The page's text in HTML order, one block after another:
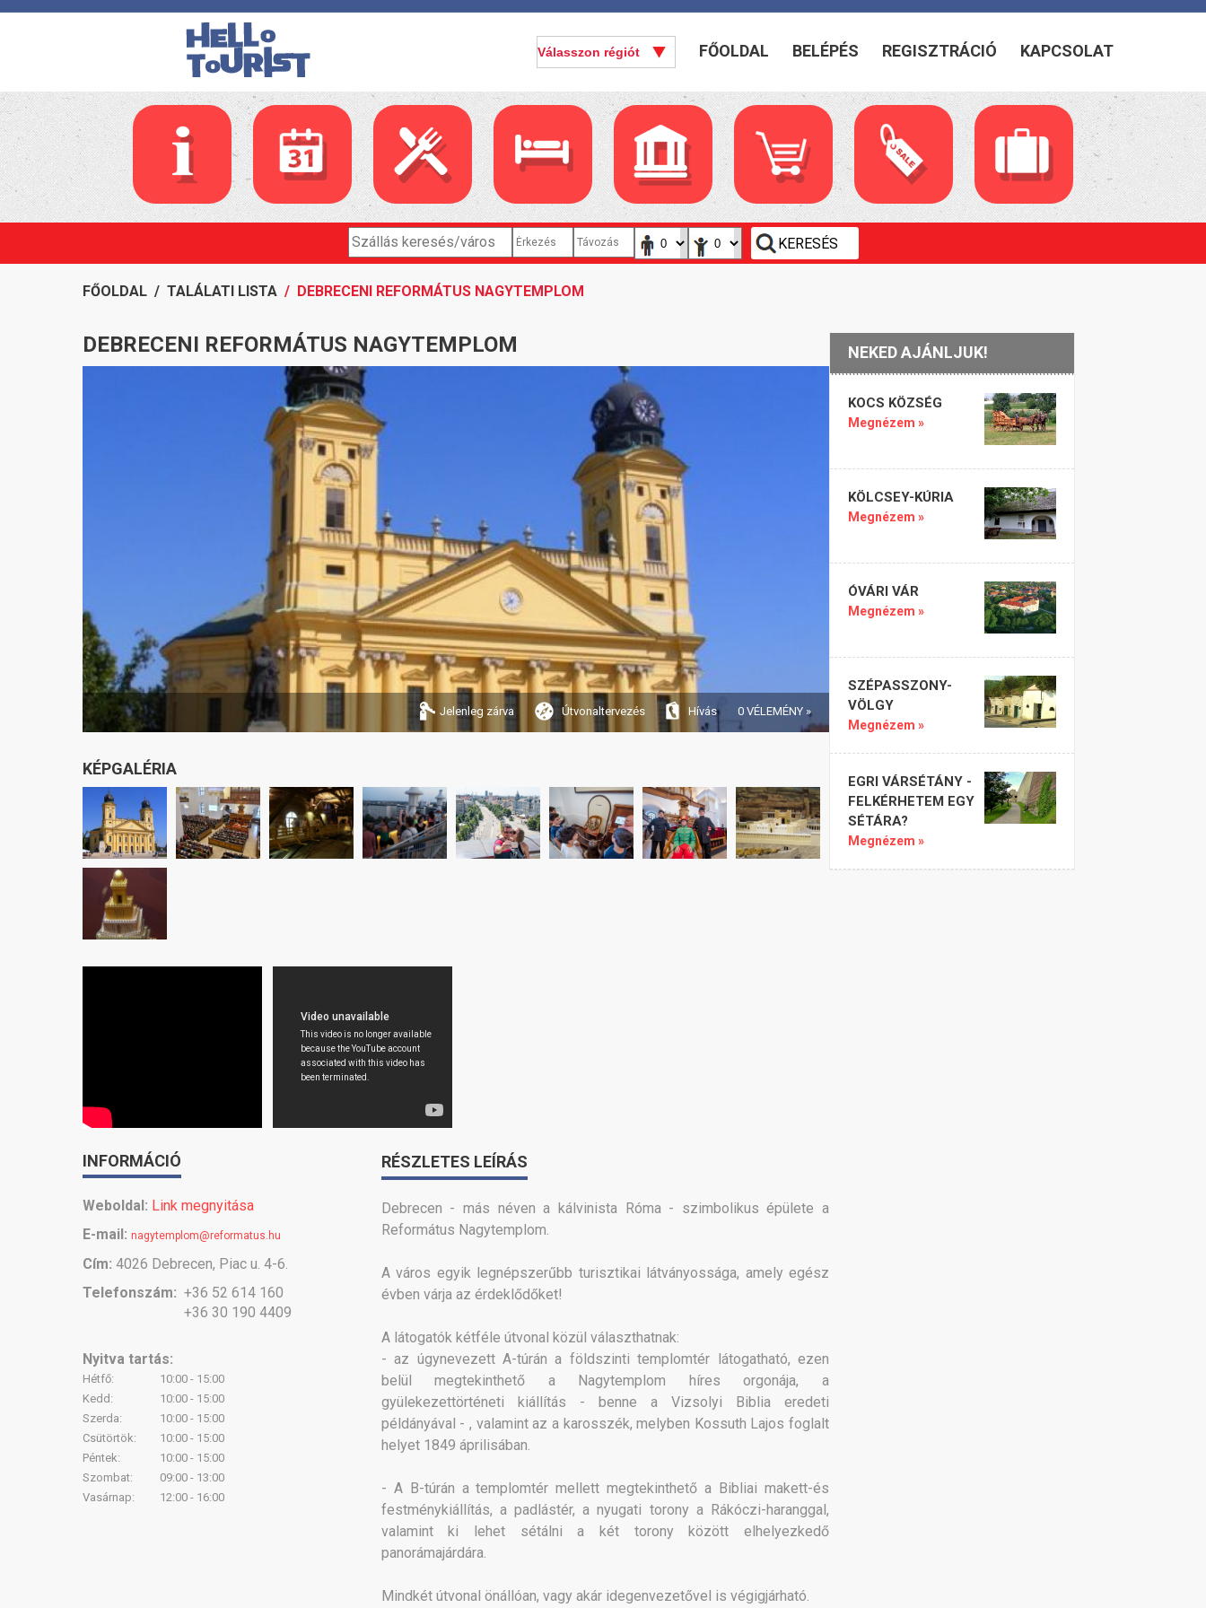
FŐOLDAL BELÉPÉS REGISZTRÁCIÓ KAPCSOLAT
FŐOLDAL / TALÁLATI LISTA / DEBRECENI REFORMÁTUS NAGYTEMPLOM
DEBRECENI REFORMÁTUS NAGYTEMPLOM
Jelenleg zárva Útvonaltervezés Hívás 0 VÉLEMÉNY »
KÉPGALÉRIA
INFORMÁCIÓ
Weboldal: Link megnyitása
E-mail: nagytemplom@reformatus.hu
Cím: 4026 Debrecen, Piac u. 4-6.
Telefonszám: +36 52 614 160
+36 30 190 4409
Nyitva tartás:
Hétfő:
10:00 - 15:00
Kedd:
10:00 - 15:00
Szerda:
10:00 - 15:00
Csütörtök:
10:00 - 15:00
Péntek:
10:00 - 15:00
Szombat:
09:00 - 13:00
Vasárnap:
12:00 - 16:00
RÉSZLETES LEÍRÁS
Debrecen - más néven a kálvinista Róma - szimbolikus épülete a
Református Nagytemplom.
A város egyik legnépszerűbb turisztikai látványossága, amely egész
évben várja az érdeklődőket!
A látogatók kétféle útvonal közül választhatnak:
- az úgynevezett A-túrán a földszinti templomtér látogatható, ezen
belül megtekinthető a Nagytemplom híres orgonája, a
gyülekezettörténeti kiállítás - benne a Vizsolyi Biblia eredeti
példányával - , valamint az a karosszék, melyben Kossuth Lajos foglalt
helyet 1849 áprilisában.
- A B-túrán a templomtér mellett megtekinthető a Bibliai makett-és
festménykiállítás, a padlástér, a nyugati torony a Rákóczi-haranggal,
valamint ki lehet sétálni a két torony között elhelyezkedő
panorámajárdára.
Mindkét útvonal önállóan, vagy akár idegenvezetővel is végigjárható.
NEKED AJÁNLJUK!
KOCS KÖZSÉG
Megnézem »
KÖLCSEY-KÚRIA
Megnézem »
ÓVÁRI VÁR
Megnézem »
SZÉPASSZONY-
VÖLGY
Megnézem »
EGRI VÁRSÉTÁNY -
FELKÉRHETEM EGY
SÉTÁRA?
Megnézem »